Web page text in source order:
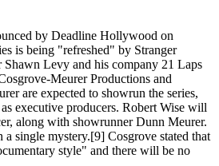
by Deadline Hollywood on
is being "refreshed" by Stranger
Levy and his company 21 Laps
Meurer Productions and
are expected to showrun the series,
executive producers. Robert Wise will
along with showrunner Dunn Meurer.
single mystery.[9] Cosgrove stated that
style" and there will be no